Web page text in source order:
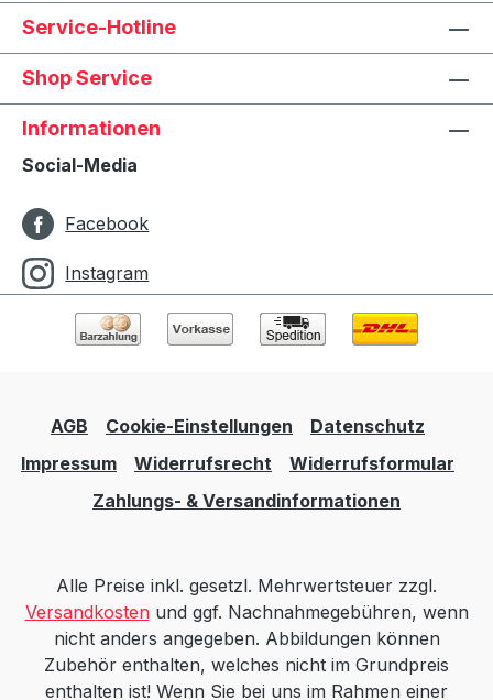
Service-Hotline
Shop Service
Informationen
Social-Media
Facebook
Instagram
AGB Cookie-Einstellungen
Datenschutz
Impressum
Widerrufsrecht
Widerrufsformular
Zahlungs- & Versandinformationen
Alle Preise inkl. gesetzl. Mehrwertsteuer zzgl.
Versandkostenund ggf. Nachnahmegebühren, wenn
nicht anders angegeben. Abbildungen können
Zubehör enthalten, welches nicht im Grundpreis
enthalten ist! Wenn Sie bei uns im Rahmen einer